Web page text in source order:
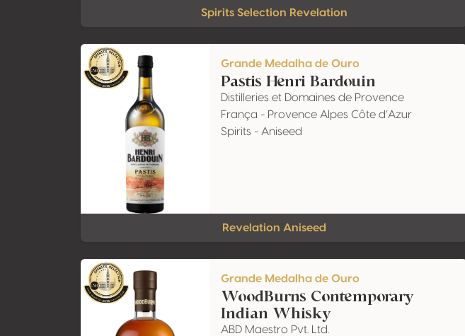
Spirits Selection Revelation
Grande Medalha de Ouro
Pastis Henri Bardouin
Distilleries et Domaines de Provence
França - Provence Alpes Côte d’Azur
Spirits - Aniseed
Revelation Aniseed
Grande Medalha de Ouro
WoodBurns Contemporary
Indian Whisky
ABD Maestro Pvt. Ltd.